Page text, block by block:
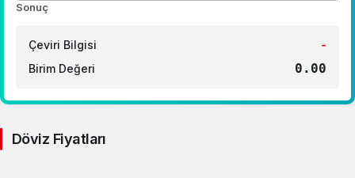
Sonuç
Çeviri Bilgisi
-
Birim Değeri
0.00
Döviz Fiyatları